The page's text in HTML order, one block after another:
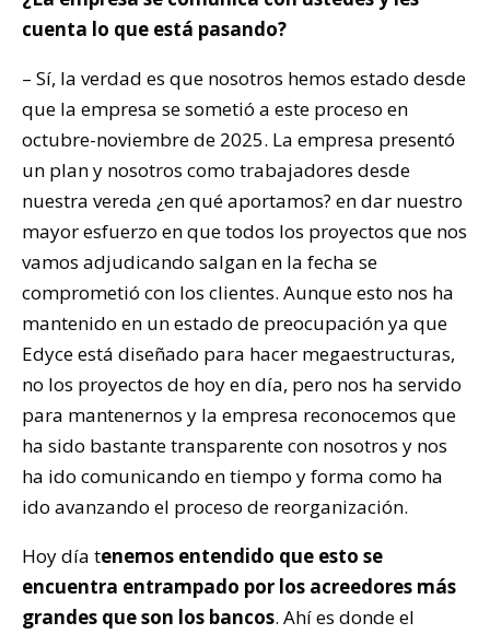
cuenta lo que está pasando?
– Sí, la verdad es que nosotros hemos estado desde
que la empresa se sometió a este proceso en
octubre-noviembre de 2025. La empresa presentó
un plan y nosotros como trabajadores desde
nuestra vereda ¿en qué aportamos? en dar nuestro
mayor esfuerzo en que todos los proyectos que nos
vamos adjudicando salgan en la fecha se
comprometió con los clientes. Aunque esto nos ha
mantenido en un estado de preocupación ya que
Edyce está diseñado para hacer megaestructuras,
no los proyectos de hoy en día, pero nos ha servido
para mantenernos y la empresa reconocemos que
ha sido bastante transparente con nosotros y nos
ha ido comunicando en tiempo y forma como ha
ido avanzando el proceso de reorganización.
Hoy día tenemos entendido que esto se
encuentra entrampado por los acreedores más
grandes que son los bancos. Ahí es donde el